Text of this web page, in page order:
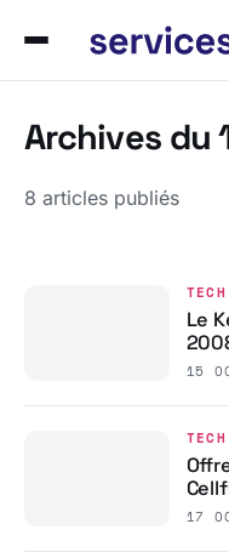
Archives du
8 articles publiés
TECH
Le
15
TECH
17